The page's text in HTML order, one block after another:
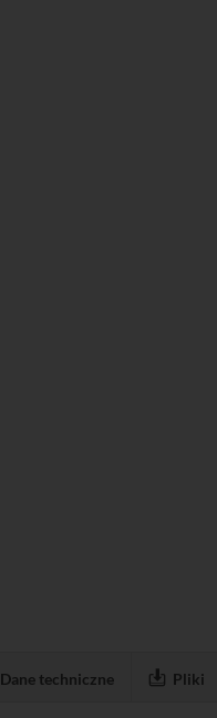
Dane techniczne Pliki